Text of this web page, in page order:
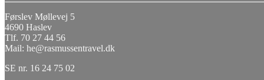
Førslev Møllevej 5
4690 Haslev
Tlf. 70 27 44 56
Mail: he@rasmussentravel.dk
SE nr. 16 24 75 02